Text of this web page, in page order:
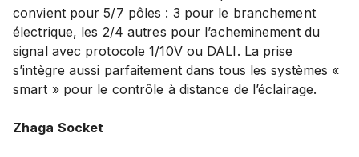
convient pour 5/7 pôles : 3 pour le branchement
électrique, les 2/4 autres pour l’acheminement du
signal avec protocole 1/10V ou DALI. La prise
s’intègre aussi parfaitement dans tous les systèmes «
smart » pour le contrôle à distance de l’éclairage.
Zhaga Socket